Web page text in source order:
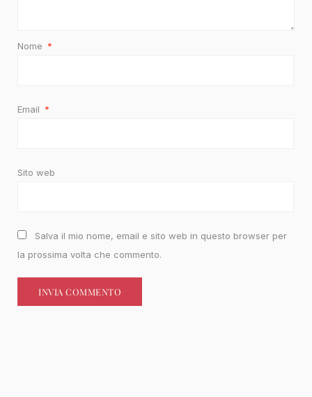
Nome *
Email *
Sito web
Salva il mio nome, email e sito web in questo browser per
la prossima volta che commento.